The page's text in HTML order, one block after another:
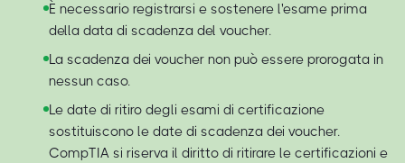
È necessario registrarsi e sostenere l'esame prima
della data di scadenza del voucher.
La scadenza dei voucher non può essere prorogata in
nessun caso.
Le date di ritiro degli esami di certificazione
sostituiscono le date di scadenza dei voucher.
CompTIA si riserva il diritto di ritirare le certificazioni e